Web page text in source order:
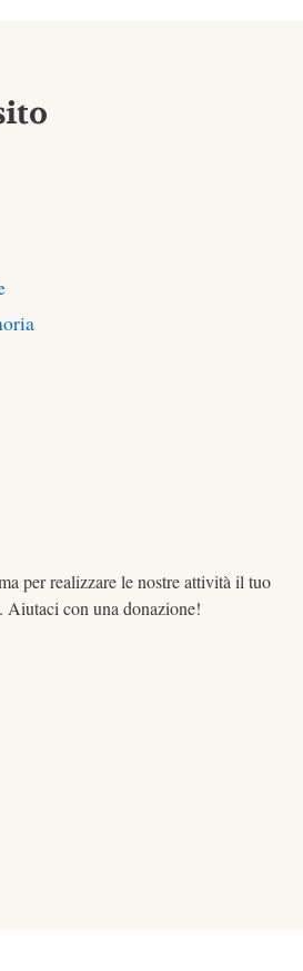
per realizzare le nostre attività il tuo
Aiutaci con una donazione!